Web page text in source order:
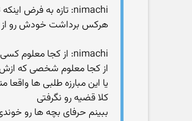
nimachi: تازه به فرض اینكه تونستی و انجام دادی ایا گفته هر فرد واقعیت داره؟
هركس برداشت خودش رو از
nimachi: از كجا معلوم كسی بتونه این كار رو بكنه و واقعیت و نگه؟
از كجا معلوم شخصی كه
یا این مبارزه طلبی ها
كلا قضیه رو نگرفتی
ببینم حرفای بچه ها رو